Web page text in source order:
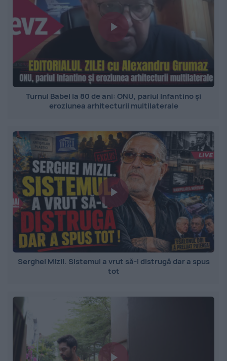
Turnul Babel la 80 de ani: ONU, pariul Infantino și
eroziunea arhitecturii multilaterale
Serghei Mizil. Sistemul a vrut să-l distrugă dar a spus
tot